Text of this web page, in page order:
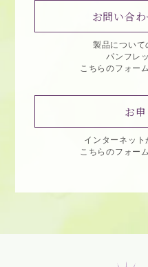
お問い合
製品について
パンフレ
こちらのフォー
お
インターネット
こちらのフォー